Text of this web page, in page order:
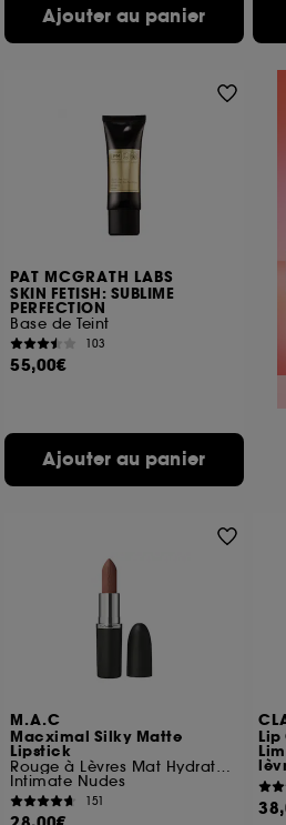
Ajouter au panier
PAT MCGRATH LABS
SKIN FETISH: SUBLIME
PERFECTION
Base de Teint
103
55,00€
Ajouter au panier
M.A.C
Macximal Silky Matte
Lipstick
Rouge à Lèvres Mat Hydratant
Intimate Nudes
151